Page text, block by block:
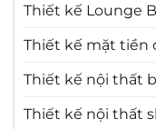
Thiết kế Lounge
Thiết kế mặt tiền
Thiết kế nội thất
Thiết kế nội thất